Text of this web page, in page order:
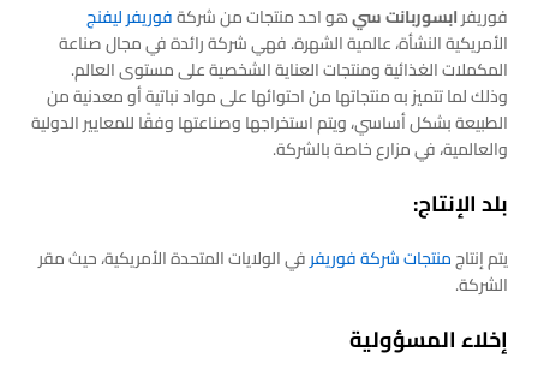
فوريفرابسوربانت سيهو احد منتجات من شركةفوريفر ليفنج
الأمريكية النشأة، عالمية الشهرة. فهي شركة رائدة في مجال صناعة
المكملات الغذائية ومنتجات العناية الشخصية على مستوى العالم.
وذلك لما تتميز به منتجاتها من احتوائها على مواد نباتية أو معدنية من
الطبيعة بشكل أساسي، ويتم استخراجها وصناعتها وفقًا للمعايير الدولية
والعالمية، في مزارع خاصة بالشركة.
بلد الإنتاج:
يتم إنتاجمنتجات شركة فوريفرفي الولايات المتحدة الأمريكية، حيث مقر
الشركة.
إخلاء المسؤولية